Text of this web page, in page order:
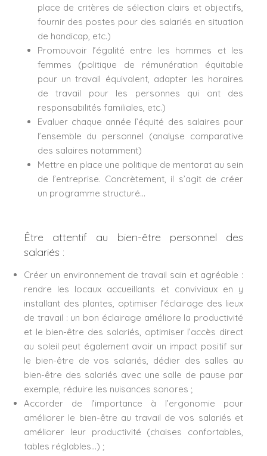
place de critères de sélection clairs et objectifs,
fournir des postes pour des salariés en situation
de handicap, etc.)
Promouvoir l’égalité entre les hommes et les
femmes (politique de rémunération équitable
pour un travail équivalent, adapter les horaires
de travail pour les personnes qui ont des
responsabilités familiales, etc.)
Evaluer chaque année l’équité des salaires pour
l’ensemble du personnel (analyse comparative
des salaires notamment)
Mettre en place une politique de mentorat au sein
de l’entreprise. Concrètement, il s’agit de créer
un programme structuré…
Être attentif au bien-être personnel des
salariés :
Créer un environnement de travail sain et agréable :
rendre les locaux accueillants et conviviaux en y
installant des plantes, optimiser l’éclairage des lieux
de travail : un bon éclairage améliore la productivité
et le bien-être des salariés, optimiser l’accès direct
au soleil peut également avoir un impact positif sur
le bien-être de vos salariés, dédier des salles au
bien-être des salariés avec une salle de pause par
exemple, réduire les nuisances sonores ;
Accorder de l’importance à l’ergonomie pour
améliorer le bien-être au travail de vos salariés et
améliorer leur productivité (chaises confortables,
tables réglables…) ;